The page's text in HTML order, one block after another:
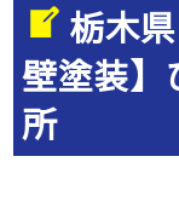
栃木
壁塗装】
所